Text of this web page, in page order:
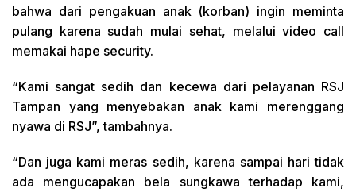
bahwa dari pengakuan anak (korban) ingin meminta
pulang karena sudah mulai sehat, melalui video call
memakai hape security.
“Kami sangat sedih dan kecewa dari pelayanan RSJ
Tampan yang menyebakan anak kami merenggang
nyawa di RSJ”, tambahnya.
“Dan juga kami meras sedih, karena sampai hari tidak
ada mengucapakan bela sungkawa terhadap kami,